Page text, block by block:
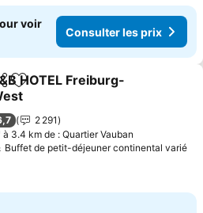
voir
Consulter les prix
Ajouter à mes favoris
HOTEL Freiburg-
2 291
à 3.4 km de : Quartier Vauban
Buffet de petit-déjeuner continental varié